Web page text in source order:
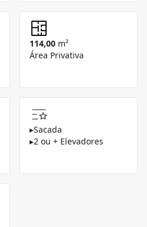
114,00 m²
Área Privativa
▸Sacada
▸2 ou + Elevadores